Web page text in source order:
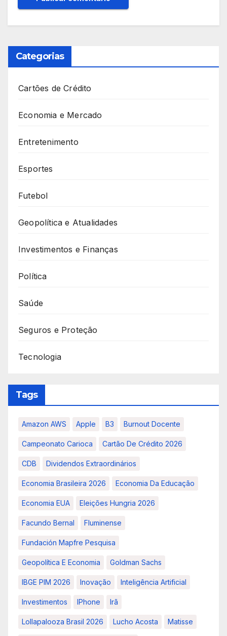
Categorias
Cartões de Crédito
Economia e Mercado
Entretenimento
Esportes
Futebol
Geopolítica e Atualidades
Investimentos e Finanças
Política
Saúde
Seguros e Proteção
Tecnologia
Tags
Amazon AWS Apple B3 Burnout Docente
Campeonato Carioca Cartão De Crédito 2026
CDB Dividendos Extraordinários
Economia Brasileira 2026 Economia Da Educação
Economia EUA Eleições Hungria 2026
Facundo Bernal Fluminense
Fundación Mapfre Pesquisa
Geopolítica E Economia Goldman Sachs
IBGE PIM 2026 Inovação Inteligência Artificial
Investimentos IPhone Irã
Lollapalooza Brasil 2026 Lucho Acosta Matisse